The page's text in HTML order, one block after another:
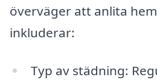
överväger att anlita
inkluderar:
Typ av städning: